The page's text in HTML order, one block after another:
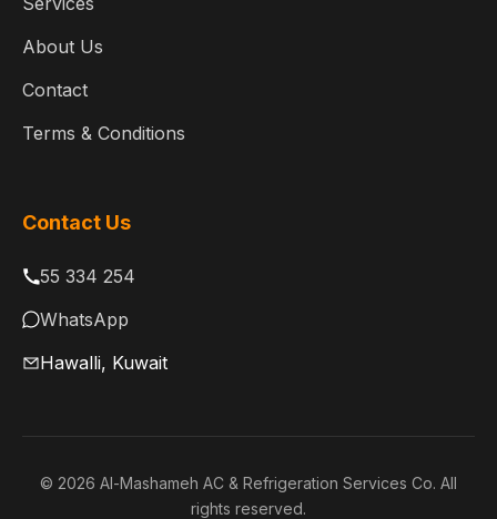
About Us
Contact
Terms & Conditions
Contact Us
55 334 254
WhatsApp
Hawalli, Kuwait
© 2026 Al-Mashameh AC & Refrigeration Services Co. All
rights reserved.